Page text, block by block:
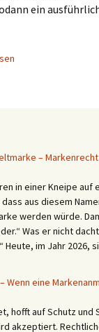
ein
nach
–
in einer Kneipe auf
aus diesem
werden würde.
Was er nicht
Heute, im Jahr 2026,
Wenn eine
hofft auf Schutz und
akzeptiert.